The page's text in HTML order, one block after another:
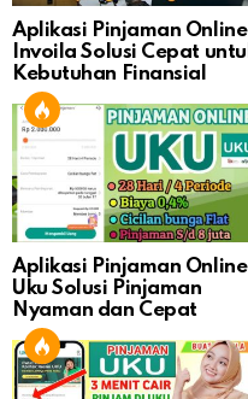
Aplikasi Pinjaman Online
Invoila Solusi Cepat
Kebutuhan Finansial
Aplikasi Pinjaman Online
Uku Solusi Pinjaman
Nyaman dan Cepat